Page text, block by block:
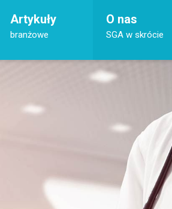
Artykuły
branżowe
O nas
SGA w skrócie